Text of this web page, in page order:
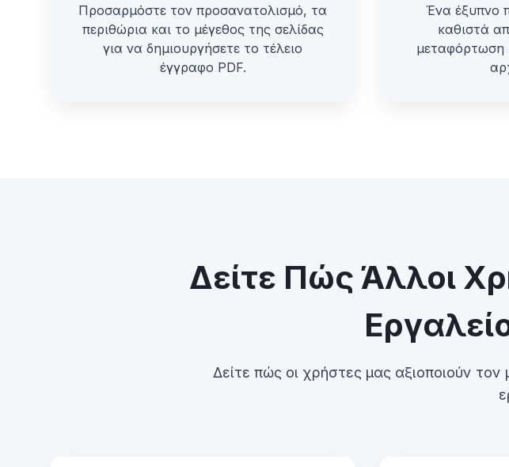
Προσαρμόστε τον προσανατολισμό, τα
περιθώρια και το μέγεθος της σελίδας
για να δημιουργήσετε το τέλειο
έγγραφο PDF.
Ένα έξυπνο
καθιστά
μεταφόρτωση
Δείτε Πώς Άλλοι
Δείτε πώς οι χρήστες μας αξιοποιούν